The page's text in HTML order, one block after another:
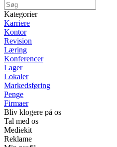
Kategorier
Karriere
Kontor
Revision
Læring
Konferencer
Lager
Lokaler
Markedsføring
Penge
Firmaer
Bliv klogere på os
Tal med os
Mediekit
Reklame